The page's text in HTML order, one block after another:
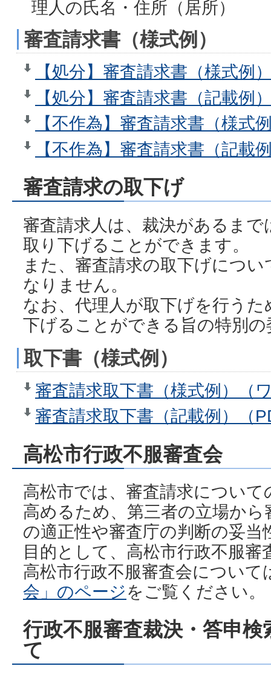
理人の氏名・住所（居所）
審査請求書（様式例）
【処分】審査請求書（様式例
【処分】審査請求書（記載例
【不作為】審査請求書（様式
【不作為】審査請求書（記載
審査請求の取下げ
審査請求人は、裁決があるま
取り下げることができます。
また、審査請求の取下げにつ
なりません。
なお、代理人が取下げを行う
下げることができる旨の特別
取下書（様式例）
審査請求取下書（様式例）（
審査請求取下書（記載例）（
高松市行政不服審査会
高松市では、審査請求につい
高めるため、第三者の立場か
の適正性や審査庁の判断の妥
目的として、高松市行政不服
高松市行政不服審査会について
会」のページをご覧ください。
行政不服審査裁決・答申
て